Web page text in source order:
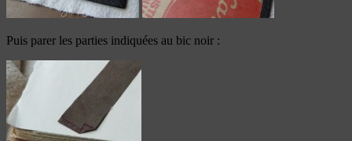
Puis parer les parties indiquées au bic noir :